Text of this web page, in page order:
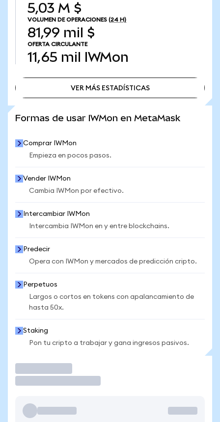
5,03 M $
VOLUMEN DE OPERACIONES (24 H)
81,99 mil $
OFERTA CIRCULANTE
11,65 mil IWMon
VER MÁS ESTADÍSTICAS
Formas de usar IWMon en MetaMask
Comprar IWMon
Empieza en pocos pasos.
Vender IWMon
Cambia IWMon por efectivo.
Intercambiar IWMon
Intercambia IWMon en y entre blockchains.
Predecir
Opera con IWMon y mercados de predicción cripto.
Perpetuos
Largos o cortos en tokens con apalancamiento de
hasta 50x.
Staking
Pon tu cripto a trabajar y gana ingresos pasivos.